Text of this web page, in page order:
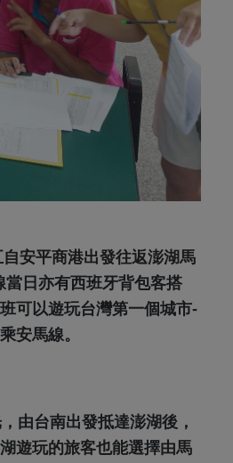
安平商港出發往返澎湖馬
日亦有西班牙背包客搭
可以遊玩台灣第一個城市-
安馬線。
由台南出發抵達澎湖後，
遊玩的旅客也能選擇由馬